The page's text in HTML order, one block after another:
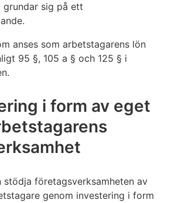
sig på ett
anses som arbetstagarens lön
95 §, 105 a § och 125 § i
i form av eget
stödja företagsverksamheten av
genom investering i form